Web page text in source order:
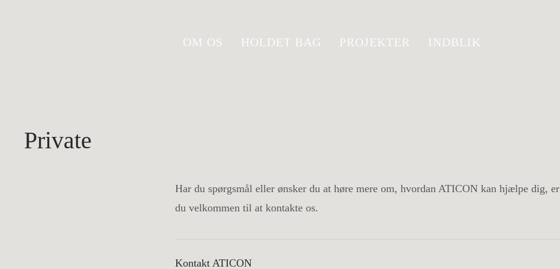
OM OS HOLDET BAG PROJEKTER INDBLIK
Private
Har du spørgsmål eller ønsker du at høre mere om, hvordan ATICON kan hjælpe dig, er
du velkommen til at kontakte os.
Kontakt ATICON